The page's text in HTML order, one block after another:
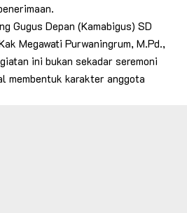
Gugus Depan (Kamabigus) SD
Megawati Purwaningrum, M.Pd.,
ini bukan sekadar seremoni
membentuk karakter anggota